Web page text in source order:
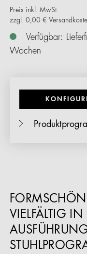
Preis inkl. MwSt.
zzgl. 0,00 €
Verfügbar:
Wochen
VIELFÄLTIG IN